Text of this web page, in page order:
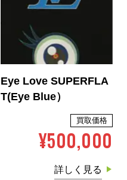
Eye Love SUPERFLA
T(Eye Blue）
買取価格
¥500,000
詳しく見る